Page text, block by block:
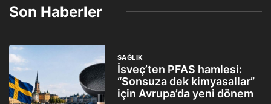
Son Haberler
SAĞLIK
İsveç’ten PFAS hamlesi:
“Sonsuza dek kimyasallar”
için Avrupa’da yeni dönem